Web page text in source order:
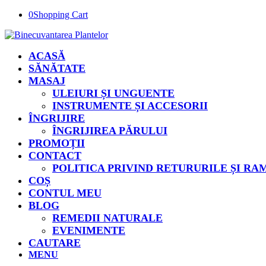
0Shopping Cart
ACASĂ
SĂNĂTATE
MASAJ
ULEIURI ȘI UNGUENTE
INSTRUMENTE ȘI ACCESORII
ÎNGRIJIRE
ÎNGRIJIREA PĂRULUI
PROMOȚII
CONTACT
POLITICA PRIVIND RETURURILE ȘI
COȘ
CONTUL MEU
BLOG
REMEDII NATURALE
EVENIMENTE
CAUTARE
MENU